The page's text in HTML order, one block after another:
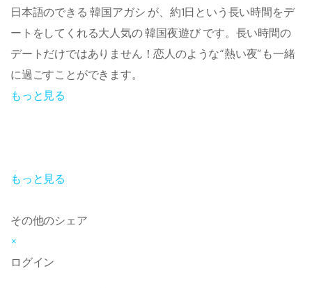
日本語のできる 韓国アガシ が、約1日という長い時間をデ
ートをしてくれる大人気の 韓国夜遊び です。長い時間の
デートだけではありません！恋人のような“熱い夜”も一緒
に過ごすことができます。
もっと見る
もっと見る
その他のシェア
×
ログイン